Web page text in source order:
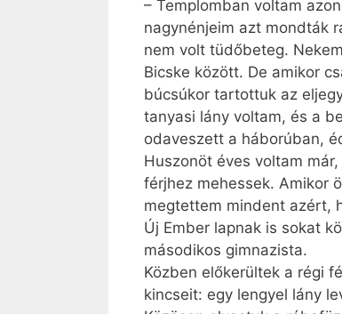
– Templomban voltam
nagynénjeim azt mondták
nem volt tüdőbeteg.
Bicske között. De amikor
búcsúkor tartottuk az
tanyasi lány voltam, és a
odaveszett a háborúban,
Huszonöt éves voltam
férjhez mehessek. Amikor
megtettem mindent azért,
Új Ember lapnak is sokat
másodikos gimnazista.
Közben előkerültek a régi
kincseit: egy lengyel lány